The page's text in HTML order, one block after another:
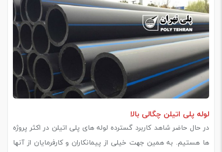
لوله پلی اتیلن چگالی بالا
در حال حاضر شاهد کاربرد گسترده لوله های پلی اتیلن در اکثر پروژه
ها هستیم. به همین جهت خیلی از پیمانکاران و کارفرمایان از آنها